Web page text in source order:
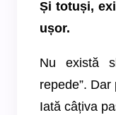
Și totuși,
ușor.
Nu există
repede”.
Iată câțiva